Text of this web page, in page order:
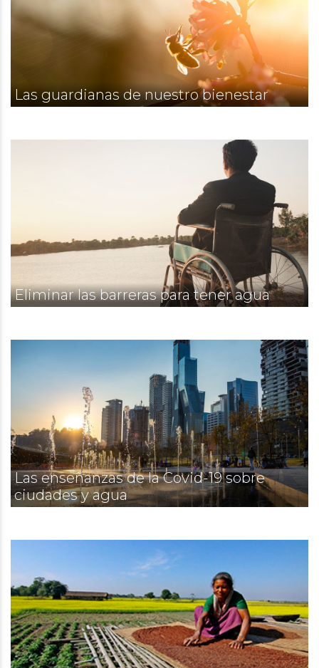
Las guardianas de nuestro bienestar
Eliminar las barreras para tener agua
Las enseñanzas de la Covid-19 sobre
ciudades y agua